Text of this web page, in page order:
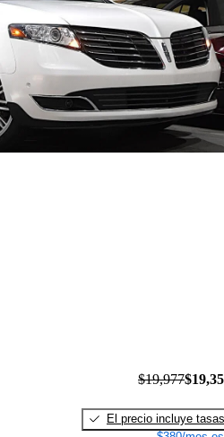
$19,977
El precio incluye tasas